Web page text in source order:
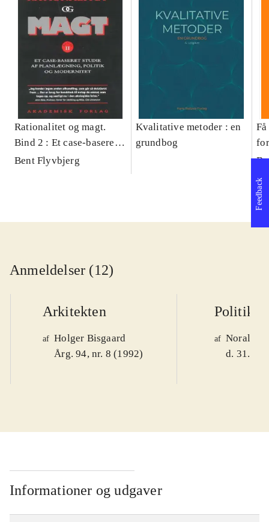
Rationalitet og magt.
Bind 2 : Et case-baseret
studie af planlægning,
Bent Flyvbjerg
Kvalitative metoder : en
grundbog
Anmeldelser (12)
Arkitekten
af Holger Bisgaard
Årg. 94, nr. 8 (1992)
Politiken
af Noralv
d. 31.
Informationer og udgaver
Feedback